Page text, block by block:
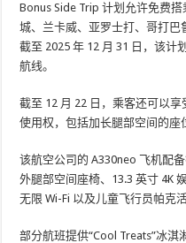
Bonus Side Trip 计划允许免费
城、兰卡威、亚罗士打、哥打巴
截至 2025 年 12 月 31 日，该计
航线。
截至 12 月 22 日，乘客还可以
使用权，包括加长腿部空间的座
该航空公司的 A330neo 飞机配
外腿部空间座椅、13.3 英寸 4K
无限 Wi-Fi 以及儿童飞行员帕克活
部分航班提供“Cool Treats”冰